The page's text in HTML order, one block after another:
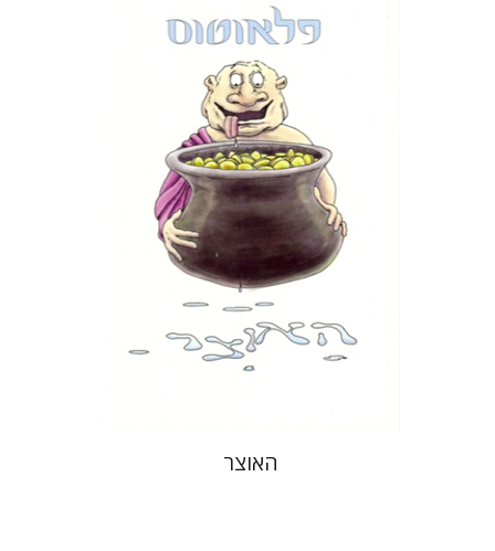
פלאוטוס
דבורה גילולה
הנחת אתר ספר מודפס
$18
$16
האוצר